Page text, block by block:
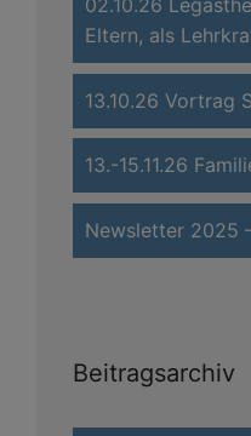
02.10.26
Eltern, als
13.10.26 Vortrag
13.-15.11.26
Newsletter 2025
Beitragsarchiv